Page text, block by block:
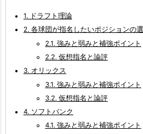
1. ドラフト理論
2. 各球団が指名したいポジションの
2.1. 強みと弱みと補強ポイント
2.2.仮想指名と論評
3. オリックス
3.1. 強みと弱みと補強ポイント
3.2.仮想指名と論評
4. ソフトバンク
4.1.強みと弱みと補強ポイント